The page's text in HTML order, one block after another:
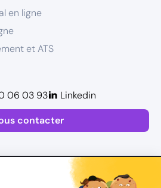
en ligne
et ATS
contacter
06 03 93 Linkedin